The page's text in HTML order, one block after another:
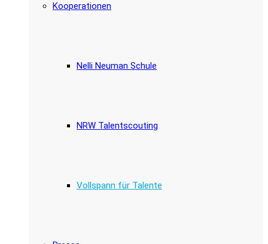
Kooperationen
Nelli Neuman Schule
NRW Talentscouting
Vollspann für Talente